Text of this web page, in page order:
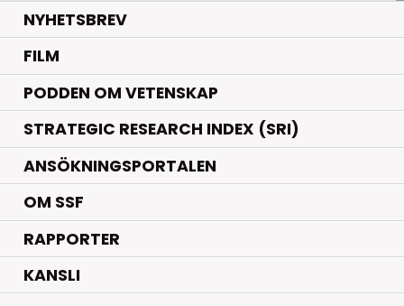
NYHETSBREV
FILM
PODDEN OM VETENSKAP
STRATEGIC RESEARCH INDEX (SRI)
ANSÖKNINGSPORTALEN
OM SSF
RAPPORTER
KANSLI